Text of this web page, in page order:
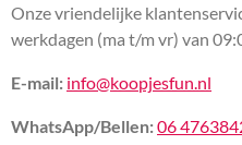
Onze vriendelijke
werkdagen (ma t/m vr) van
E-mail: info@koopjesfun.nl
WhatsApp/Bellen:06